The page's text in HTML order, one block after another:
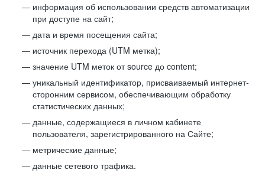
информация об использовании средств автоматизации
при доступе на сайт;
дата и время посещения сайта;
источник перехода (UTM метка);
значение UTM меток от source до content;
уникальный идентификатор, присваиваемый интернет-
сторонним сервисом, обеспечивающим обработку
статистических данных;
данные, содержащиеся в личном кабинете
пользователя, зарегистрированного на Сайте;
метрические данные;
данные сетевого трафика.